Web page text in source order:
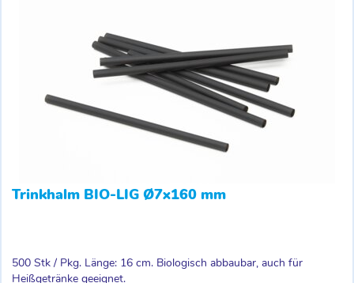
Trinkhalm BIO-LIG Ø7x160 mm
500 Stk / Pkg. Länge: 16 cm. Biologisch abbaubar, auch für
Heißgetränke geeignet.